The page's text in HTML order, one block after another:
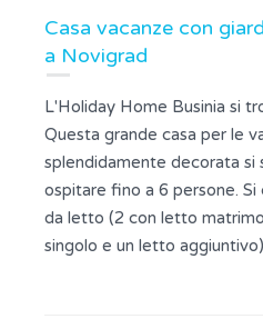
Casa vacanze con
a Novigrad
L'Holiday Home Businia si
Questa grande casa per le
splendidamente decorata si
ospitare fino a 6 persone.
da letto (2 con letto
singolo e un letto
una cucina completamente